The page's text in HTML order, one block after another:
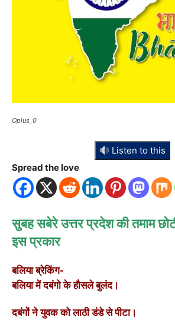
Oplus_0
Listen to this
Spread the love
सुबह सबेरे उत्तर प्रदेश की तमाम
इस प्रकार
बलिया ब्रेकिंग-
बलिया में दबंगो के हौसले बुलंद।
दबंगों ने युवक को लाठी डंडे से पीटा।